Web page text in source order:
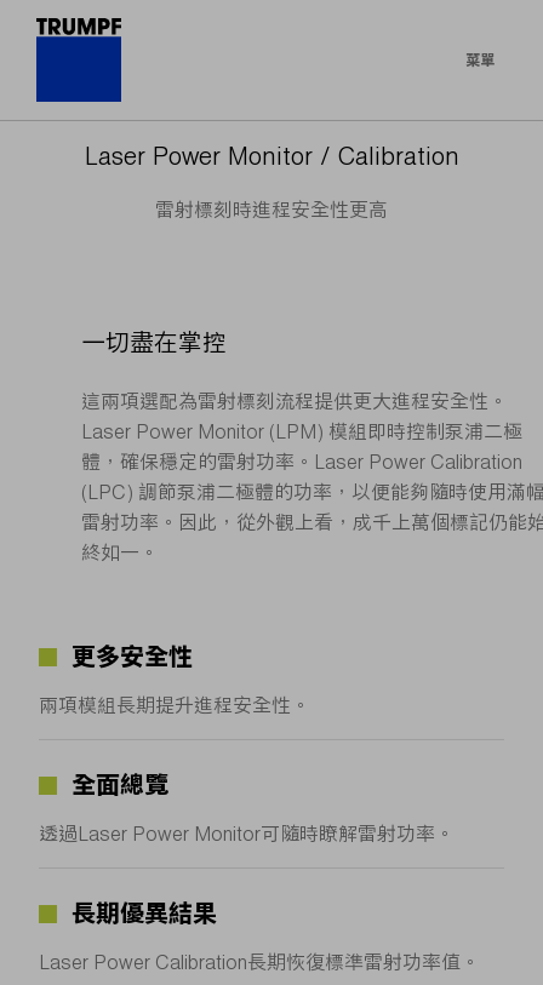
菜單
Laser Power Monitor / Calibration
雷射標刻時進程安全性更高
一切盡在掌控
這兩項選配為雷射標刻流程提供更大進程安全性。
Laser Power Monitor (LPM) 模組即時控制泵浦二極
體，確保穩定的雷射功率。Laser Power Calibration
(LPC) 調節泵浦二極體的功率，以便能夠隨時使用滿
雷射功率。因此，從外觀上看，成千上萬個標記仍能
終如一。
更多安全性
兩項模組長期提升進程安全性。
全面總覽
透過Laser Power Monitor可隨時瞭解雷射功率。
長期優異結果
Laser Power Calibration長期恢復標準雷射功率值。